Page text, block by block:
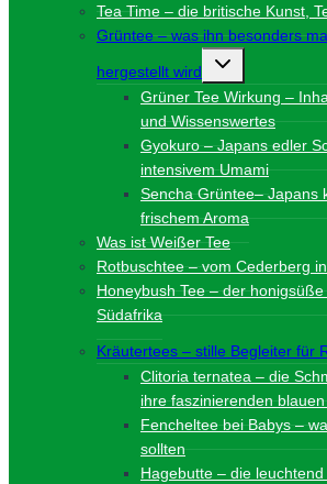
Tea Time – die britische Kunst,
Grüntee – was ihn besonders
hergestellt wird
Untermenü
umschalten
Grüner Tee Wirkung –
und Wissenswertes
Gyokuro – Japans edler
intensivem Umami
Sencha Grüntee– Japans
frischem Aroma
Was ist Weißer Tee
Rotbuschtee – vom Cederberg
Honeybush Tee – der
Südafrika
Kräutertees – stille Begleiter für
Clitoria ternatea – die
ihre faszinierenden
Fencheltee bei Babys –
sollten
Hagebutte – die